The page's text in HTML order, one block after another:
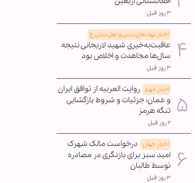
۳ روز قبل
اخبار نهادهای دینی و اهل بیتی ع
عاقبت‌به‌خیری شهید لاریجانی نتیجه
سال‌ها مجاهدت و اخلاص بود
۳ روز قبل
اخبار مهم روایت العربیه از توافق ایران
و عمان؛ جزئیات و شروط بازگشایی
تنگه هرمز
۲ روز قبل
اخبار جهان درخواست مالک شهرک
امید سبز برای بازنگری در مصادره
توسط طالبان
۳ روز قبل